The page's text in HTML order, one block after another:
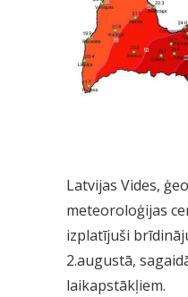
Latvijas Vides,
meteoroloģijas
izplatījuši
2.augustā,
laikapstākļiem.